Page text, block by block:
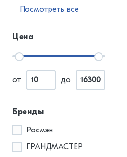
Посмотреть все
Цена
от до
Бренды
Росмэн
ГРАНДМАСТЕР